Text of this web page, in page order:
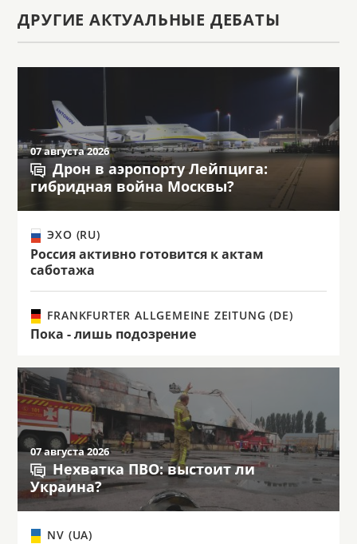
ДРУГИЕ АКТУАЛЬНЫЕ ДЕБАТЫ
07 августа 2026
Дрон в аэропорту Лейпцига:
гибридная война Москвы?
ЭХО (RU)
Россия активно готовится к актам
саботажа
FRANKFURTER ALLGEMEINE ZEITUNG (DE)
Пока - лишь подозрение
07 августа 2026
Нехватка ПВО: выстоит ли
Украина?
NV (UA)